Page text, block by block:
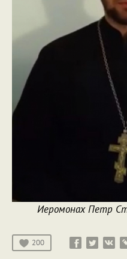
Иеромонах Петр
200